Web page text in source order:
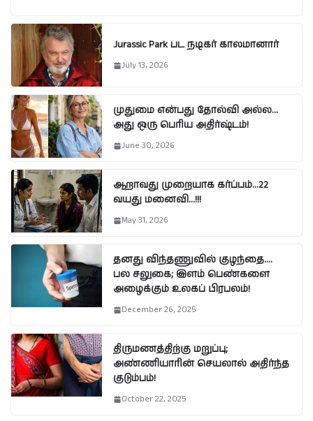
Jurassic Park பட நடிகர் காலமானார்
July 13, 2026
முதுமை என்பது தோல்வி அல்ல…
அது ஒரு பெரிய அதிர்ஷ்டம்!
June 30, 2026
ஆறாவது முறையாக கர்ப்பம்…22
வயது மனைவி…!!!
May 31, 2026
தனது விந்தணுவில் குழந்தை….
பல சலுகை; இளம் பெண்களை
அழைக்கும் உலகப் பிரபலம்!
December 26, 2025
திருமணத்திற்கு மறுப்பு;
அண்ணியாரின் செயலால் அதிர்ந்த
குடும்பம்!
October 22, 2025